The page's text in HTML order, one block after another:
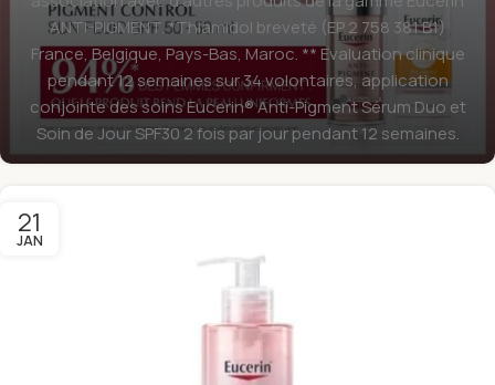
ANTI-PIGMENT. *Thiamidol breveté (EP 2 758 381 B1)
France, Belgique, Pays-Bas, Maroc. ** Evaluation clinique
pendant 12 semaines sur 34 volontaires, application
conjointe des soins Eucerin® Anti-Pigment Sérum Duo et
Soin de Jour SPF30 2 fois par jour pendant 12 semaines.
21
JAN